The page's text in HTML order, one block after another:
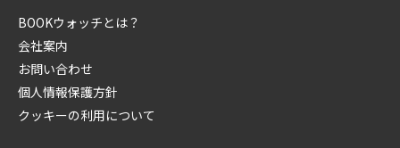
BOOKウォッチとは？
会社案内
お問い合わせ
個人情報保護方針
クッキーの利用について